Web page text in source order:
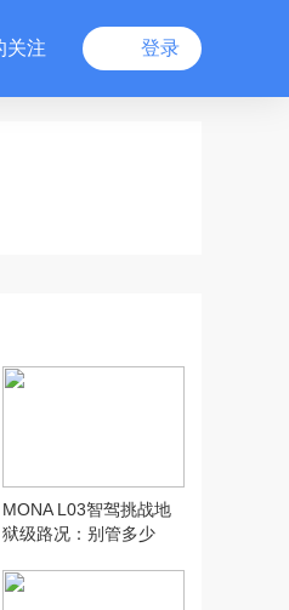
关注 登录
MONA L03智驾挑战地
狱级路况：别管多少
驾